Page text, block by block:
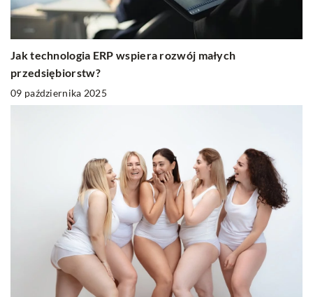
Jak technologia ERP wspiera rozwój małych
przedsiębiorstw?
09 października 2025